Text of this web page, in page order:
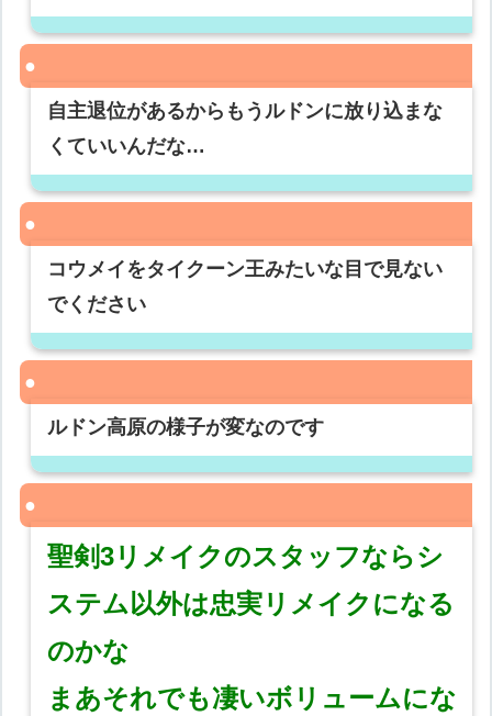
自主退位があるからもうルドンに放り込まな
くていいんだな…
コウメイをタイクーン王みたいな目で見ない
でください
ルドン高原の様子が変なのです
聖剣3リメイクのスタッフならシ
ステム以外は忠実リメイクになる
のかな
まあそれでも凄いボリュームにな